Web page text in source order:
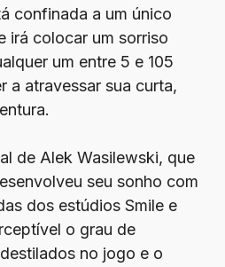
confinada a um único
irá colocar um sorriso
um entre 5 e 105
a atravessar sua curta,
de Alek Wasilewski, que
seu sonho com
dos estúdios Smile e
o grau de
no jogo e o